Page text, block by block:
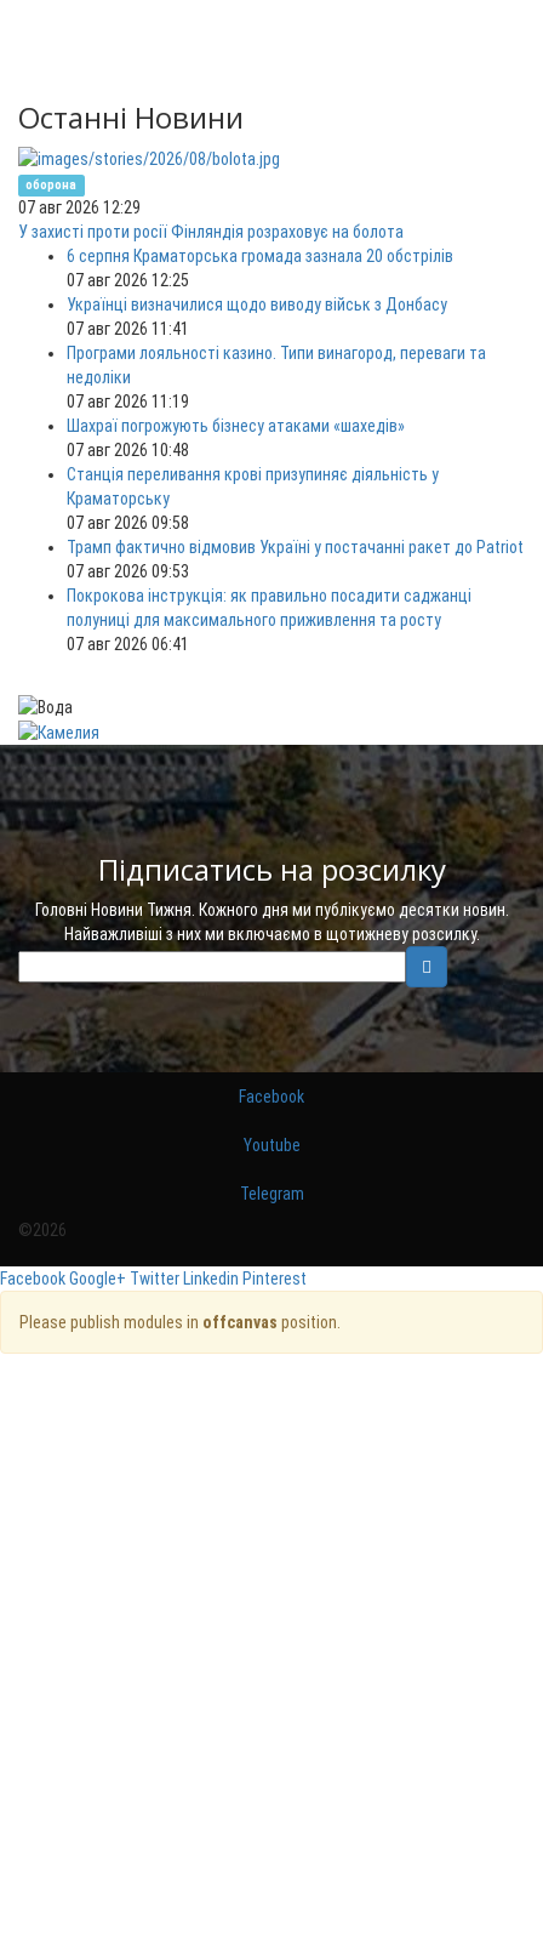
Останні Новини
оборона
07 авг 2026 12:29
У захисті проти росії Фінляндія розраховує на болота
6 серпня Краматорська громада зазнала 20 обстрілів
07 авг 2026 12:25
Українці визначилися щодо виводу військ з Донбасу
07 авг 2026 11:41
Програми лояльності казино. Типи винагород, переваги та
недоліки
07 авг 2026 11:19
Шахраї погрожують бізнесу атаками «шахедів»
07 авг 2026 10:48
Станція переливання крові призупиняє діяльність у
Краматорську
07 авг 2026 09:58
Трамп фактично відмовив Україні у постачанні ракет до Patriot
07 авг 2026 09:53
Покрокова інструкція: як правильно посадити саджанці
полуниці для максимального приживлення та росту
07 авг 2026 06:41
Підписатись на розсилку
Головні Новини Тижня. Кожного дня ми публікуємо десятки новин.
Найважливіші з них ми включаємо в щотижневу розсилку.
Facebook
Youtube
Telegram
©2026
FacebookGoogle+ Twitter Linkedin Pinterest
Please publish modules in offcanvas position.